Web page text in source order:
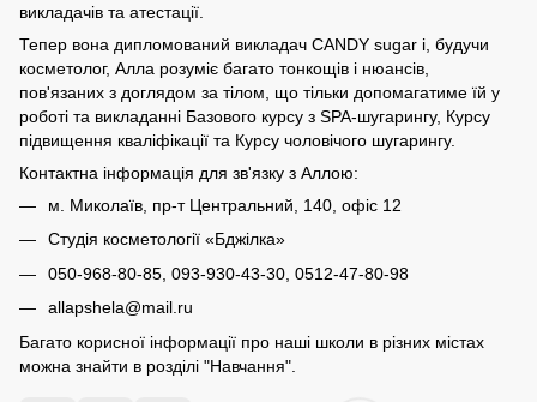
викладачів та атестації.
Тепер вона дипломований викладач CANDY sugar і, будучи
косметолог, Алла розуміє багато тонкощів і нюансів,
пов'язаних з доглядом за тілом, що тільки допомагатиме їй у
роботі та викладанні Базового курсу з SPA-шугарингу, Курсу
підвищення кваліфікації та Курсу чоловічого шугарингу.
Контактна інформація для зв'язку з Аллою:
м. Миколаїв, пр-т Центральний, 140, офіс 12
Студія косметології «Бджілка»
050-968-80-85, 093-930-43-30, 0512-47-80-98
allapshela@mail.ru
Багато корисної інформації про наші школи в різних містах
можна знайти в розділі "Навчання".